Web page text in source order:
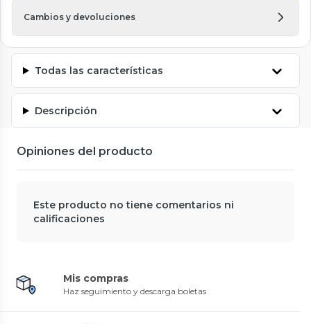
Cambios y devoluciones
Todas las características
Descripción
Opiniones del producto
Este producto no tiene comentarios ni
calificaciones
Mis compras
Haz seguimiento y descarga boletas